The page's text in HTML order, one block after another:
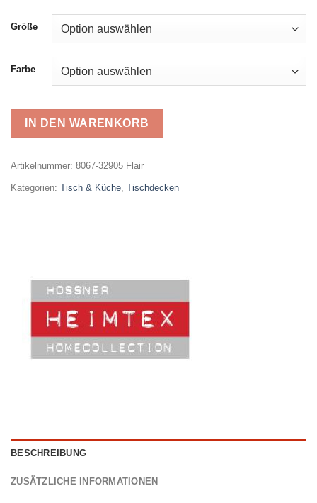
war:
34,99 €
ist:
19,00 €.
Größe
Farbe
IN DEN WARENKORB
Artikelnummer: 8067-32905 Flair
Kategorien: Tisch & Küche, Tischdecken
BESCHREIBUNG
ZUSÄTZLICHE INFORMATIONEN